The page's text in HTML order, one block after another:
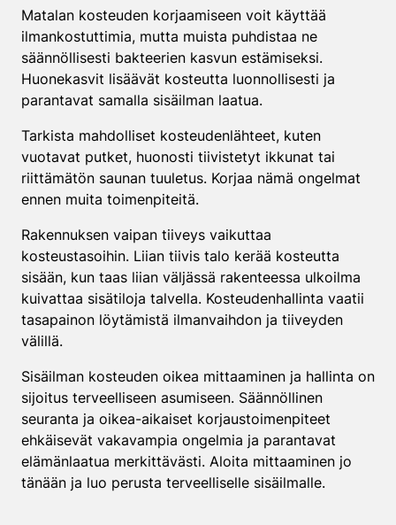
Matalan kosteuden korjaamiseen voit käyttää
ilmankostuttimia, mutta muista puhdistaa ne
säännöllisesti bakteerien kasvun estämiseksi.
Huonekasvit lisäävät kosteutta luonnollisesti ja
parantavat samalla sisäilman laatua.
Tarkista mahdolliset kosteudenlähteet, kuten
vuotavat putket, huonosti tiivistetyt ikkunat tai
riittämätön saunan tuuletus. Korjaa nämä ongelmat
ennen muita toimenpiteitä.
Rakennuksen vaipan tiiveys vaikuttaa
kosteustasoihin. Liian tiivis talo kerää kosteutta
sisään, kun taas liian väljässä rakenteessa ulkoilma
kuivattaa sisätiloja talvella. Kosteudenhallinta vaatii
tasapainon löytämistä ilmanvaihdon ja tiiveyden
välillä.
Sisäilman kosteuden oikea mittaaminen ja hallinta on
sijoitus terveelliseen asumiseen. Säännöllinen
seuranta ja oikea-aikaiset korjaustoimenpiteet
ehkäisevät vakavampia ongelmia ja parantavat
elämänlaatua merkittävästi. Aloita mittaaminen jo
tänään ja luo perusta terveelliselle sisäilmalle.